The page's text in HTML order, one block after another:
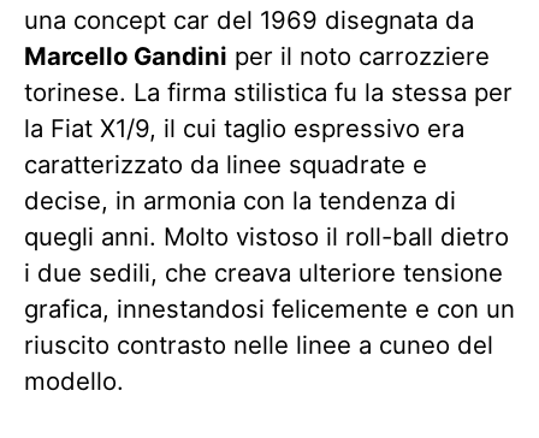
una concept car del 1969 disegnata da
Marcello Gandini per il noto carrozziere
torinese. La firma stilistica fu la stessa per
la Fiat X1/9, il cui taglio espressivo era
caratterizzato da linee squadrate e
decise, in armonia con la tendenza di
quegli anni. Molto vistoso il roll-ball dietro
i due sedili, che creava ulteriore tensione
grafica, innestandosi felicemente e con un
riuscito contrasto nelle linee a cuneo del
modello.